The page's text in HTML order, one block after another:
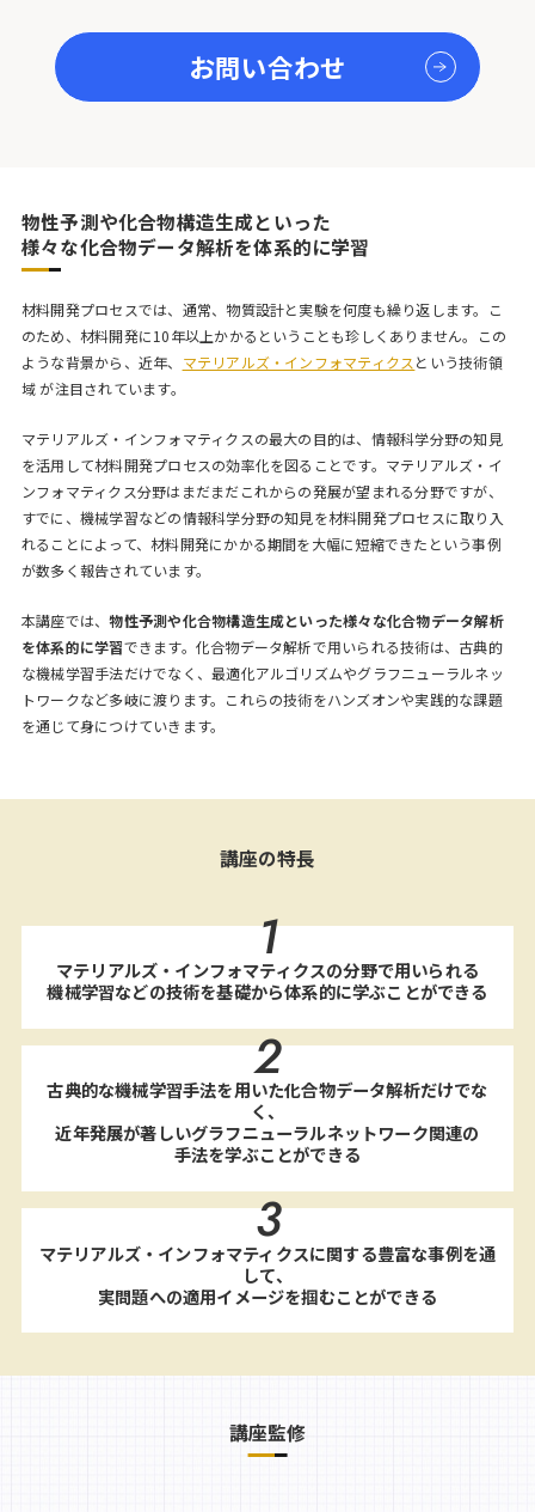
お問い合わせ
物性予測や化合物構造生成といった
様々な化合物データ解析を体系的に学習
材料開発プロセスでは、通常、物質設計と実験を何度も繰り返します。こ
のため、材料開発に10年以上かかるということも珍しくありません。この
ような背景から、近年、 マテリアルズ・インフォマティクス という技術領
域 が注目されています。
マテリアルズ・インフォマティクスの最大の目的は、情報科学分野の知見
を活用して材料開発プロセスの効率化を図ることです。マテリアルズ・イ
ンフォマティクス分野はまだまだこれからの発展が望まれる分野ですが、
すでに、機械学習などの情報科学分野の知見を材料開発プロセスに取り入
れることによって、材料開発にかかる期間を大幅に短縮できたという事例
が数多く報告されています。
本講座では、物性予測や化合物構造生成といった様々な化合物データ解析
を体系的に学習できます。化合物データ解析で用いられる技術は、古典的
な機械学習手法だけでなく、最適化アルゴリズムやグラフニューラルネッ
トワークなど多岐に渡ります。これらの技術をハンズオンや実践的な課題
を通じて身につけていきます。
講座の特長
1
マテリアルズ・インフォマティクスの分野で用いられる
機械学習などの技術を基礎から体系的に学ぶことができる
2
古典的な機械学習手法を用いた化合物データ解析だけでな
く、
近年発展が著しいグラフニューラルネットワーク関連の
手法を学ぶことができる
3
マテリアルズ・インフォマティクスに関する豊富な事例を通
して、
実問題への適用イメージを掴むことができる
講座監修